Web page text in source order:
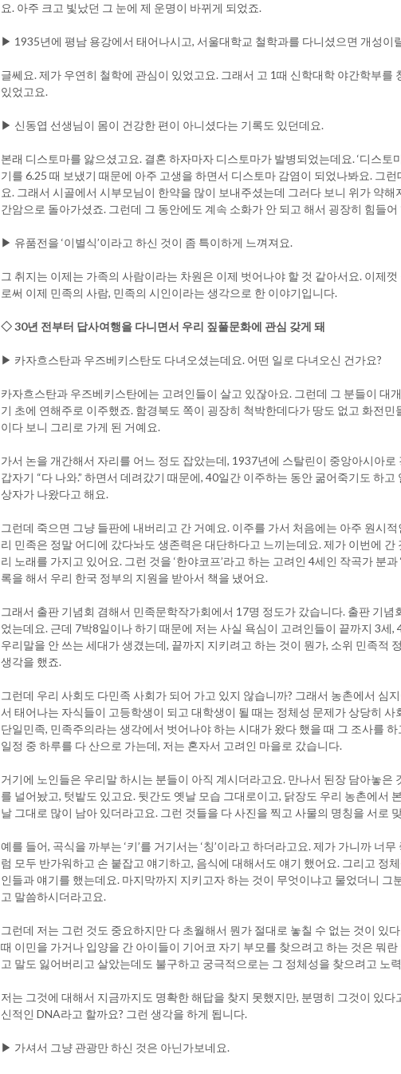
요. 아주 크고 빛났던 그 눈에 제 운명이 바뀌게 되었죠.
▶ 1935년에 평남 용강에서 태어나시고, 서울대학교 철학과를 다니셨으면 개성이
글쎄요. 제가 우연히 철학에 관심이 있었고요. 그래서 고 1때 신학대학 야간학부를
있었고요.
▶ 신동엽 선생님이 몸이 건강한 편이 아니셨다는 기록도 있던데요.
본래 디스토마를 앓으셨고요. 결혼 하자마자 디스토마가 발병되었는데요. ‘디스토
기를 6.25 때 보냈기 때문에 아주 고생을 하면서 디스토마 감염이 되었나봐요. 그
요. 그래서 시골에서 시부모님이 한약을 많이 보내주셨는데 그러다 보니 위가 약
간암으로 돌아가셨죠. 그런데 그 동안에도 계속 소화가 안 되고 해서 굉장히 힘들어
▶ 유품전을 ‘이별식’이라고 하신 것이 좀 특이하게 느껴져요.
그 취지는 이제는 가족의 사람이라는 차원은 이제 벗어나야 할 것 같아서요. 이제
로써 이제 민족의 사람, 민족의 시인이라는 생각으로 한 이야기입니다.
◇ 30년 전부터 답사여행을 다니면서 우리 짚풀문화에 관심 갖게 돼
▶ 카자흐스탄과 우즈베키스탄도 다녀오셨는데요. 어떤 일로 다녀오신 건가요?
카자흐스탄과 우즈베키스탄에는 고려인들이 살고 있잖아요. 그런데 그 분들이 대
기 초에 연해주로 이주했죠. 함경북도 쪽이 굉장히 척박한데다가 땅도 없고 화전
이다 보니 그리로 가게 된 거예요.
가서 논을 개간해서 자리를 어느 정도 잡았는데, 1937년에 스탈린이 중앙아시아
갑자기 “다 나와.” 하면서 데려갔기 때문에, 40일간 이주하는 동안 굶어죽기도 하
상자가 나왔다고 해요.
그런데 죽으면 그냥 들판에 내버리고 간 거예요. 이주를 가서 처음에는 아주 원시
리 민족은 정말 어디에 갔다놔도 생존력은 대단하다고 느끼는데요. 제가 이번에 간
리 노래를 가지고 있어요. 그런 것을 ‘한야코프’라고 하는 고려인 4세인 작곡가 분과
록을 해서 우리 한국 정부의 지원을 받아서 책을 냈어요.
그래서 출판 기념회 겸해서 민족문학작가회에서 17명 정도가 갔습니다. 출판 기념
었는데요. 근데 7박8일이나 하기 때문에 저는 사실 욕심이 고려인들이 끝까지 3세,
우리말을 안 쓰는 세대가 생겼는데, 끝까지 지키려고 하는 것이 뭔가, 소위 민족적
생각을 했죠.
그런데 우리 사회도 다민족 사회가 되어 가고 있지 않습니까? 그래서 농촌에서 심
서 태어나는 자식들이 고등학생이 되고 대학생이 될 때는 정체성 문제가 상당히 사
단일민족, 민족주의라는 생각에서 벗어나야 하는 시대가 왔다 했을 때 그 조사를
일정 중 하루를 다 산으로 가는데, 저는 혼자서 고려인 마을로 갔습니다.
거기에 노인들은 우리말 하시는 분들이 아직 계시더라고요. 만나서 된장 담아놓은
를 널어놨고, 텃밭도 있고요. 뒷간도 옛날 모습 그대로이고, 닭장도 우리 농촌에서
날 그대로 많이 남아 있더라고요. 그런 것들을 다 사진을 찍고 사물의 명칭을 서로
예를 들어, 곡식을 까부는 ‘키’를 거기서는 ‘칭’이라고 하더라고요. 제가 가니까 너
럼 모두 반가워하고 손 붙잡고 얘기하고, 음식에 대해서도 얘기 했어요. 그리고 정
인들과 얘기를 했는데요. 마지막까지 지키고자 하는 것이 무엇이냐고 물었더니 그
고 말씀하시더라고요.
그런데 저는 그런 것도 중요하지만 다 초월해서 뭔가 절대로 놓칠 수 없는 것이 있
때 이민을 가거나 입양을 간 아이들이 기어코 자기 부모를 찾으려고 하는 것은 뭐
고 말도 잃어버리고 살았는데도 불구하고 궁극적으로는 그 정체성을 찾으려고 노
저는 그것에 대해서 지금까지도 명확한 해답을 찾지 못했지만, 분명히 그것이 있다
신적인 DNA라고 할까요? 그런 생각을 하게 됩니다.
▶ 가셔서 그냥 관광만 하신 것은 아닌가보네요.